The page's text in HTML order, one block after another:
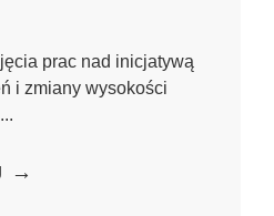
prac nad inicjatywą
i zmiany wysokości
→